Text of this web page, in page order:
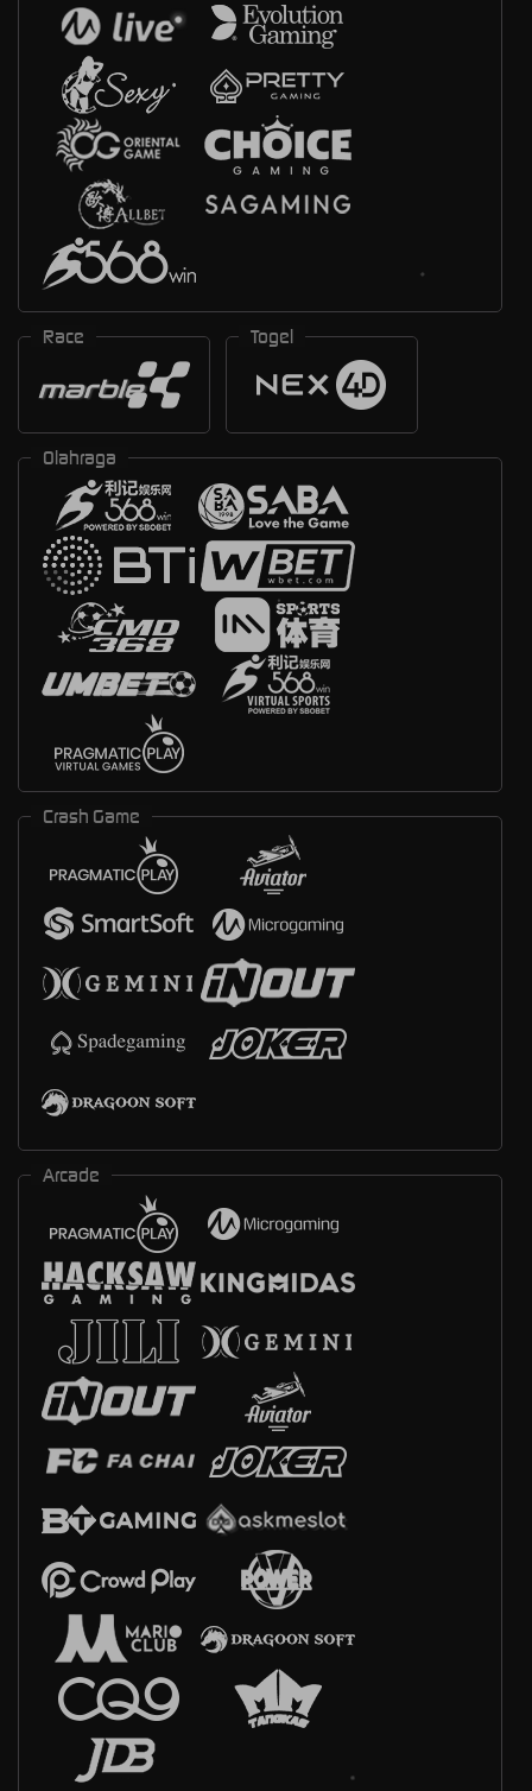
Race Togel
Olahraga
Crash Game
Arcade